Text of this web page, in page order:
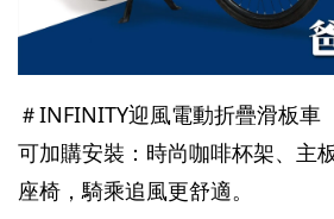
＃INFINITY迎風電動折疊滑板車
可加購安裝：時尚咖啡杯架、主
座椅，騎乘追風更舒適。